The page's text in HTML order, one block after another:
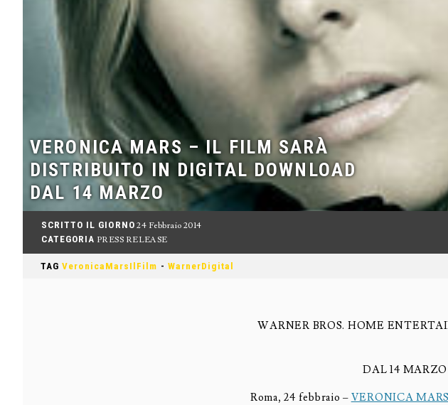
VERONICA MARS – IL FILM SARÀ
DISTRIBUITO IN DIGITAL DOWNLOAD
DAL 14 MARZO
SCRITTO IL GIORNO 24 Febbraio 2014
CATEGORIA PRESS RELEASE
TAGVeronicaMarsIlFilm - WarnerDigital
WARNER BROS. HOME
DAL 14
Roma, 24 febbraio – VERONICA